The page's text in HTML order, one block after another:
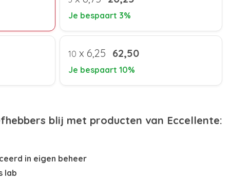
Je bespaart 3%
10 x 6,25 62,50
Je bespaart 10%
blij met producten van Eccellente:
in eigen beheer
lab